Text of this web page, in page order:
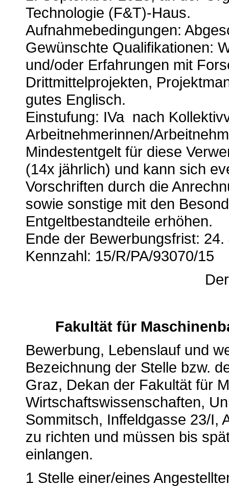
Technologie (F&T)-Haus.
Aufnahmebedingungen:
Gewünschte Qualifikationen:
und/oder Erfahrungen mit
Drittmittelprojekten,
gutes Englisch.
Einstufung: IVa nach
Arbeitnehmerinnen/
Mindestentgelt für diese
(14x jährlich) und kann sich
Vorschriften durch die
sowie sonstige mit den
Entgeltbestandteile erhöhen.
Ende der Bewerbungsfrist:
Kennzahl: 15/R/PA/93070/15
Fakultät für
Bewerbung, Lebenslauf und
Bezeichnung der Stelle bzw.
Graz, Dekan der Fakultät für
Wirtschaftswissenschaften,
Sommitsch, Inffeldgasse 23/I,
zu richten und müssen bis
einlangen.
1 Stelle einer/eines